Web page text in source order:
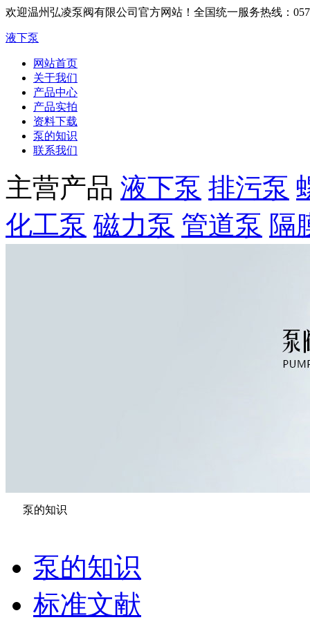
欢迎温州弘凌泵阀有限公司官方网站！ 全国统一服务热线：
液下泵
网站首页
关于我们
产品中心
产品实拍
资料下载
泵的知识
联系我们
主营产品 液下泵 排污泵
化工泵 磁力泵 管道泵 隔
泵的知识
泵的知识
标准文献